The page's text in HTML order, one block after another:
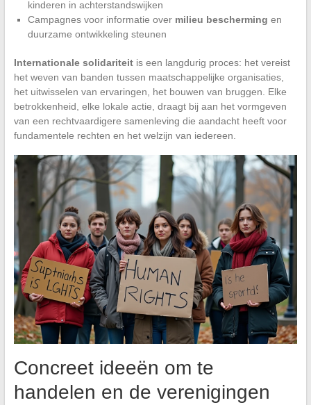
kinderen in achterstandswijken
Campagnes voor informatie over milieu bescherming en
duurzame ontwikkeling steunen
Internationale solidariteitis een langdurig proces: het vereist
het weven van banden tussen maatschappelijke organisaties,
het uitwisselen van ervaringen, het bouwen van bruggen. Elke
betrokkenheid, elke lokale actie, draagt bij aan het vormgeven
van een rechtvaardigere samenleving die aandacht heeft voor
fundamentele rechten en het welzijn van iedereen.
Concreet ideeën om te
handelen en de verenigingen